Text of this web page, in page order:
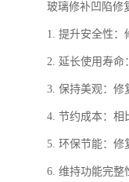
玻璃修补凹陷修
1. 提升安全性：
2. 延长使用寿命
3. 保持美观：修
4. 节约成本：相
5. 环保节能：修
6. 维持功能完整